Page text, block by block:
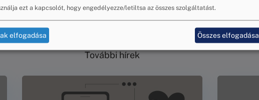
További hírek
ezt a kapcsolót, hogy engedélyezze/letiltsa az összes szolgáltatást.
elfogadása Összes elfogadása